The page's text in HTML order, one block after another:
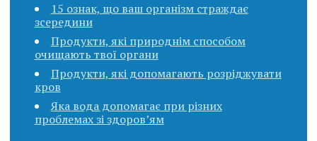
15 ознак, що ваш організм страждає
зсередини
Продукти, які природнім способом
очищають твої органи
Продукти, які допомагають розріджувати
кров
Яка вода допомагає при різних
проблемах зі здоров’ям